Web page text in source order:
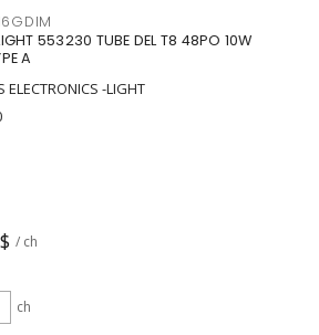
553230 TUBE DEL T8 48PO 10W
A
ELECTRONICS -LIGHT
/ ch
ch